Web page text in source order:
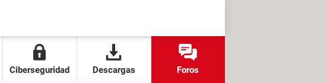
Ciberseguridad Descargas Foros